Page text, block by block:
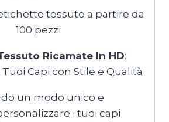
tessute a partire da
100 pezzi
Ricamate In HD:
Capi con Stile e Qualità
un modo unico e
i tuoi capi